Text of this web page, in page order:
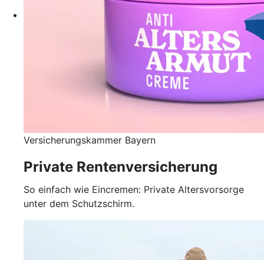
Versicherungskammer Bayern
Private Rentenversicherung
So einfach wie Eincremen: Private Altersvorsorge
unter dem Schutzschirm.